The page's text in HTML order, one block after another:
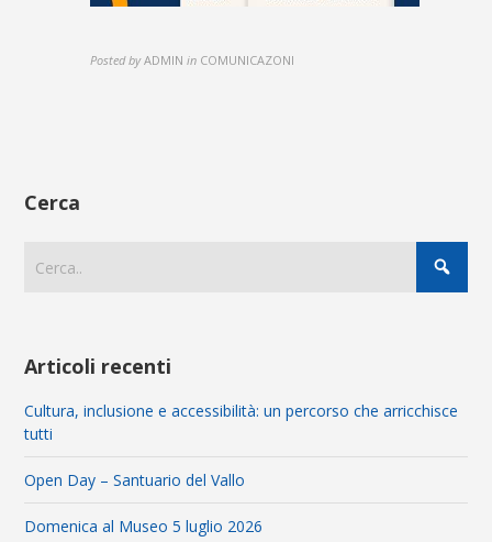
Posted by ADMIN in COMUNICAZONI
Cerca
Articoli recenti
Cultura, inclusione e accessibilità: un percorso che arricchisce
tutti
Open Day – Santuario del Vallo
Domenica al Museo 5 luglio 2026